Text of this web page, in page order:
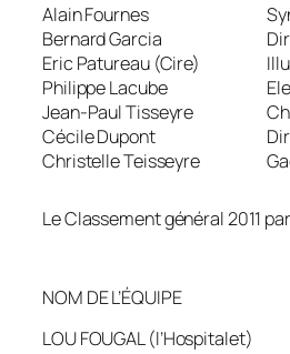
Alain Fournes
Bernard Garcia
Eric Patureau (Cire)
Philippe Lacube
Jean-Paul Tisseyre
Cécile Dupont
Christelle Teisseyre
Le Classement général 2011
NOM DE L’ÉQUIPE
LOU FOUGAL (l’Hospitalet)